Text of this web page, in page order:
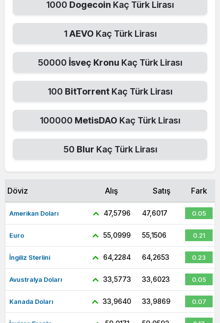
1000 Dogecoin Kaç Türk Lirası
1AEVO Kaç Türk Lirası
50000 İsveç Kronu Kaç Türk Lirası
100 BitTorrent Kaç Türk Lirası
100000 MetisDAO Kaç Türk Lirası
50 Blur Kaç Türk Lirası
Döviz Alış Satış Fark
Amerikan Doları 47,5796 47,6017 0.05
Euro 55,0999 55,1506 0.21
İngiliz Sterlini 64,2284 64,2653 0.23
Avustralya Doları 33,5773 33,6023 0.05
Kanada Doları 33,9640 33,9869 0.07